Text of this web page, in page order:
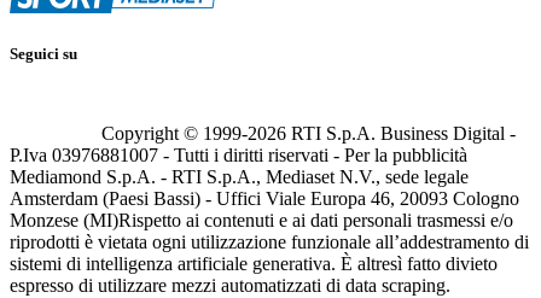
Seguici su
Copyright © 1999-2026 RTI S.p.A. Business Digital -
P.Iva 03976881007 - Tutti i diritti riservati - Per la pubblicità
Mediamond S.p.A. - RTI S.p.A., Mediaset N.V., sede legale
Amsterdam (Paesi Bassi) - Uffici Viale Europa 46, 20093 Cologno
Monzese (MI)Rispetto ai contenuti e ai dati personali trasmessi e/o
riprodotti è vietata ogni utilizzazione funzionale all’addestramento di
sistemi di intelligenza artificiale generativa. È altresì fatto divieto
espresso di utilizzare mezzi automatizzati di data scraping.